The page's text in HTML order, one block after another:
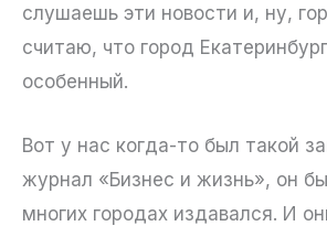
слушаешь эти новости и, ну,
считаю, что город
особенный.
Вот у нас когда-то был такой
журнал «Бизнес и жизнь», он
многих городах издавался. И